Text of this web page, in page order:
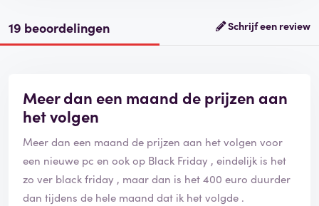
19 beoordelingen Schrijf een review
Meer dan een maand de prijzen aan
het volgen
Meer dan een maand de prijzen aan het volgen voor
een nieuwe pc en ook op Black Friday , eindelijk is het
zo ver black friday , maar dan is het 400 euro duurder
dan tijdens de hele maand dat ik het volgde .